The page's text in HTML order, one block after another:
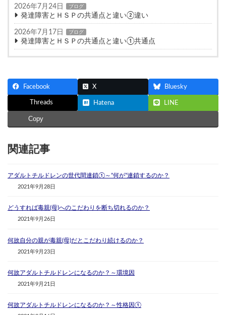
2026年7月24日 ブログ
発達障害とＨＳＰの共通点と違い②違い
2026年7月17日 ブログ
発達障害とＨＳＰの共通点と違い①共通点
Facebook X Bluesky
Threads Hatena LINE
Copy
関連記事
アダルトチルドレンの世代間連鎖①～”何が”連鎖するのか？
2021年9月28日
どうすれば毒親(母)へのこだわりを断ち切れるのか？
2021年9月26日
何故自分の親が毒親(母)だとこだわり続けるのか？
2021年9月23日
何故アダルトチルドレンになるのか？～環境因
2021年9月21日
何故アダルトチルドレンになるのか？～性格因①